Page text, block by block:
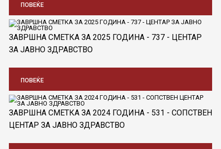
ПОВЕЌЕ
ЗАВРШНА СМЕТКА ЗА 2025 ГОДИНА - 737 - ЦЕНТАР
ЗА ЈАВНО ЗДРАВСТВО
ПОВЕЌЕ
ЗАВРШНА СМЕТКА ЗА 2024 ГОДИНА - 531 - СОПСТВЕН
ЦЕНТАР ЗА ЈАВНО ЗДРАВСТВО